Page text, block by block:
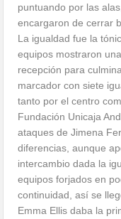
puntuando por las
encargaron de cerrar
La igualdad fue la
equipos mostraron
recepción para
marcador con siete
tanto por el centro
Fundación Unicaja
ataques de Jimena
diferencias, aunque
intercambio dada la
equipos forjados en
continuidad, así se
Emma Ellis daba la